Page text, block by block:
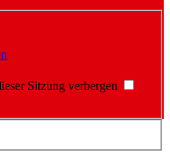
Sitzung verbergen